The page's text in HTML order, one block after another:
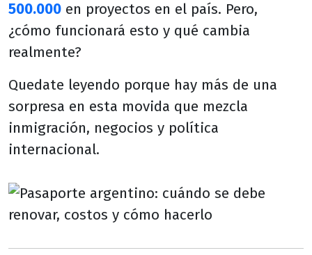
500.000 en proyectos en el país. Pero,
¿cómo funcionará esto y qué cambia
realmente?
Quedate leyendo porque hay más de una
sorpresa en esta movida que mezcla
inmigración, negocios y política
internacional.